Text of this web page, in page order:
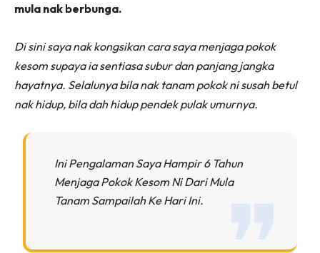
mula nak berbunga.
Di sini saya nak kongsikan cara saya menjaga pokok
kesom supaya ia sentiasa subur dan panjang jangka
hayatnya. Selalunya bila nak tanam pokok ni susah betul
nak hidup, bila dah hidup pendek pulak umurnya.
Ini Pengalaman Saya Hampir 6 Tahun
Menjaga Pokok Kesom Ni Dari Mula
Tanam Sampailah Ke Hari Ini.